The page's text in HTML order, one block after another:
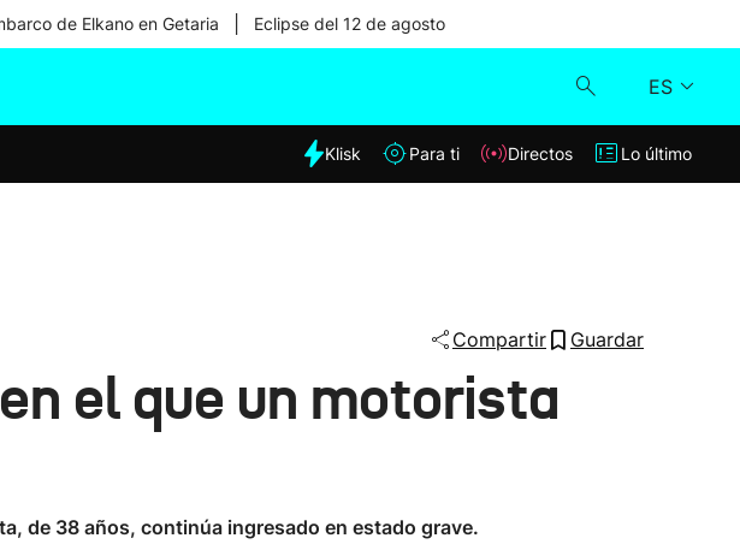
de Elkano en Getaria Eclipse del 12 de agosto
ES
Klisk
Klisk Para ti Directos Lo último
Compartir Guardar
el que un motorista
de 38 años, continúa ingresado en estado grave.